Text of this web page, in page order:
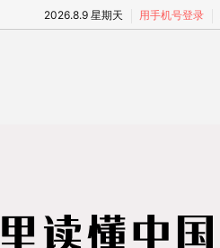
2026.8.9 星期天 用手机号登录